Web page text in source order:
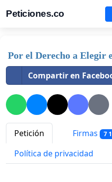
Peticiones.co
Por el Derecho a Elegir
Compartir en
Petición Firmas 7
Política de privacidad